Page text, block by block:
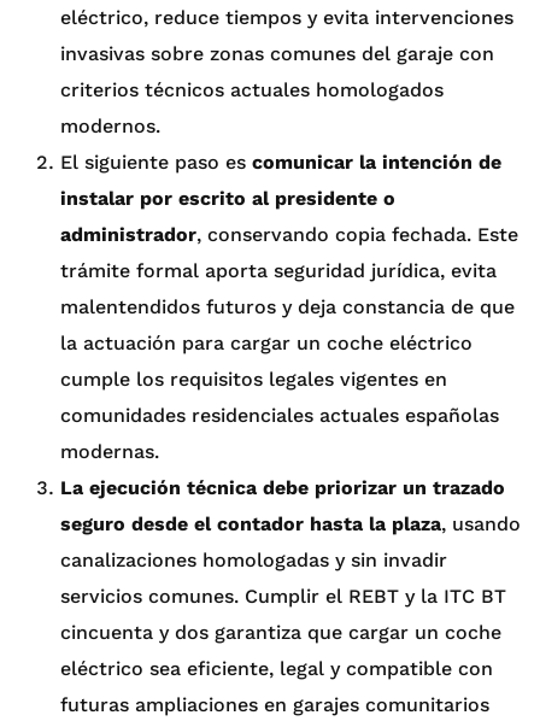
eléctrico, reduce tiempos y evita intervenciones
invasivas sobre zonas comunes del garaje con
criterios técnicos actuales homologados
modernos.
El siguiente paso es comunicar la intención de
instalar por escrito al presidente o
administrador, conservando copia fechada. Este
trámite formal aporta seguridad jurídica, evita
malentendidos futuros y deja constancia de que
la actuación para cargar un coche eléctrico
cumple los requisitos legales vigentes en
comunidades residenciales actuales españolas
modernas.
La ejecución técnica debe priorizar un trazado
seguro desde el contador hasta la plaza, usando
canalizaciones homologadas y sin invadir
servicios comunes. Cumplir el REBT y la ITC BT
cincuenta y dos garantiza que cargar un coche
eléctrico sea eficiente, legal y compatible con
futuras ampliaciones en garajes comunitarios